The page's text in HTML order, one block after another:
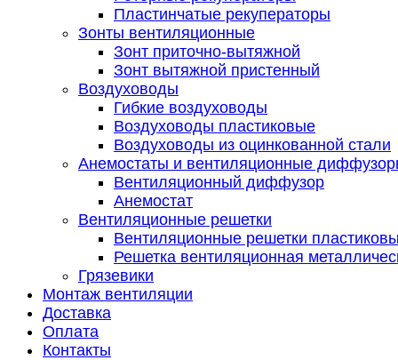
Пластинчатые рекуператоры
Зонты вентиляционные
Зонт приточно-вытяжной
Зонт вытяжной пристенный
Воздуховоды
Гибкие воздуховоды
Воздуховоды пластиковые
Воздуховоды из оцинкованной стали
Анемостаты и вентиляционные
Вентиляционный диффузор
Анемостат
Вентиляционные решетки
Вентиляционные решетки
Решетка вентиляционная
Грязевики
Монтаж вентиляции
Доставка
Оплата
Контакты